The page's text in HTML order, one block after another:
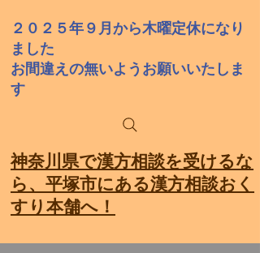
２０２５年９月から木曜定休になり
ました
​お間違えの無いようお願いいたしま
す
​神奈川県で漢方相談を受けるな
ら、平塚市にある漢方相談おく
すり本舗へ！